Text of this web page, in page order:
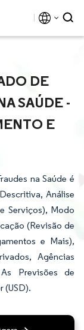
DE
SAÚDE -
E
na Saúde é
Análise
Serviços), Modo
(Revisão de
e Mais),
Agências
Previsões de
(USD).